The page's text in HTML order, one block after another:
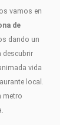
vamos en
de
dando un
descubrir
vida
local.
metro